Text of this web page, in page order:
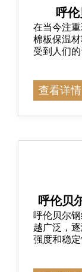
呼
在当今注
棉板保温
受到人们
查看详情
呼伦贝
呼伦贝尔
越广泛，
强度和稳